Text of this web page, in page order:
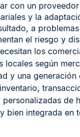
con un
y la
a
el riesgo y
los
locales según
y una
de
bien integrada en